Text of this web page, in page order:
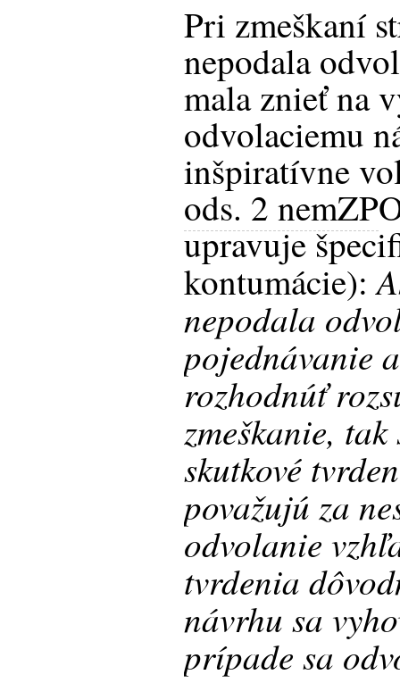
Pri zmeškaní
nepodala
mala znieť na
odvolaciemu
inšpiratívne
ods. 2 nemZP
upravuje
kontumácie):
nepodala
pojednávanie
rozhodnúť
zmeškanie,
skutkové
považujú za
odvolanie
tvrdenia
návrhu sa
prípade sa